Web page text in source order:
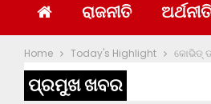
ରାଜନୀତି ଅର୍ଥନୀତି
Home Today's Highlight କୋଭିଡ୍
ପ୍ରମୁଖ ଖବର